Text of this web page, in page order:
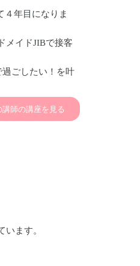
年目になりま
メイドJIBで接客
ごしたい！を叶
里帰りせずに子育
致します。
講師の講座を見る
います。